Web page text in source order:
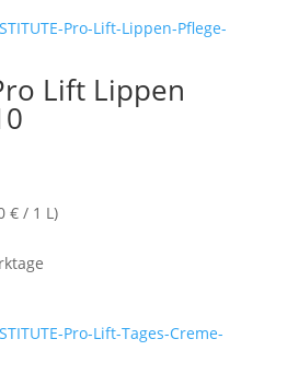
Lift Lippen
€/ 1 L)